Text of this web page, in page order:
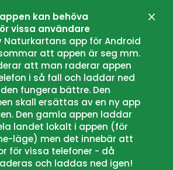
kan behöva
vissa användare
Naturkartans app för Android
att appen är seg mm.
att man raderar appen
i så fall och laddar ned
fungera bättre. Den
skall ersättas av en ny app
Den gamla appen laddar
landet lokalt i appen (för
läge) men det innebär att
för vissa telefoner - då
och laddas ned igen!